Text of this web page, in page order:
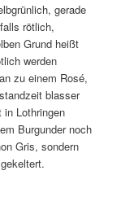
gerade
rötlich,
Grund heißt
werden
zu einem Rosé,
blasser
in Lothringen
Burgunder noch
Gris, sondern